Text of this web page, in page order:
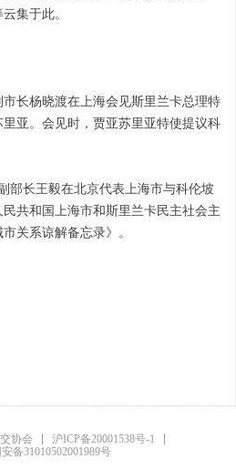
集于此。
市长杨晓渡在上海会见斯里兰卡总理特
亚。会见时，贾亚苏里亚特使提议科
部长王毅在北京代表上海市与科伦坡
共和国上海市和斯里兰卡民主社会主
关系谅解备忘录》。
协会
沪ICP备20001538号-1
备31010502001989号